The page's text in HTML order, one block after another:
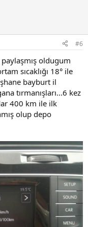
#6
paylaşmış oldugum
sıcaklığı 18° ile
bayburt il
tırmanışları...6 kez
400 km ile ilk
olup depo